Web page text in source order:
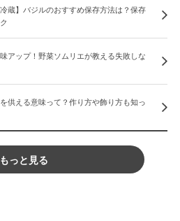
冷蔵】バジルのおすすめ保存方法は？保存
アップ！野菜ソムリエが教える失敗しな
供える意味って？作り方や飾り方も知っ
もっと見る